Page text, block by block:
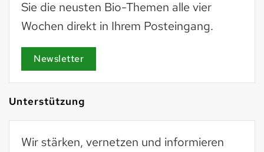
Sie die neusten Bio-Themen alle vier
Wochen direkt in Ihrem Posteingang.
Newsletter
Unterstützung
Wir stärken, vernetzen und informieren